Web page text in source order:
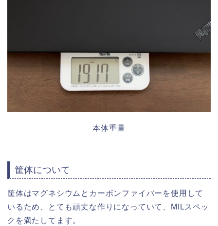
本体重量
筐体について
筐体はマグネシウムとカーボンファイバーを使用して
いるため、とても頑丈な作りになっていて、MILスペッ
クを満たしてます。